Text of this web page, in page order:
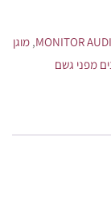
MONITOR
, מוגן
מפני גשם